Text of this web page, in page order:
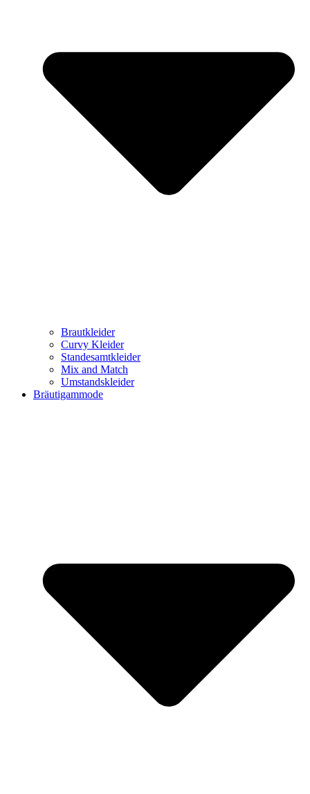
Brautkleider
Curvy Kleider
Standesamtkleider
Mix and Match
Umstandskleider
Bräutigammode